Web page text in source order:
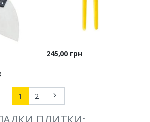
Цена
245,00 грн
1 2 Следующий